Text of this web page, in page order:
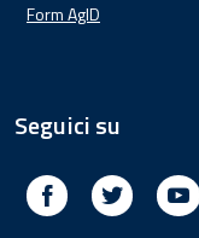
Form AgID
Seguici su
Facebook Twitter